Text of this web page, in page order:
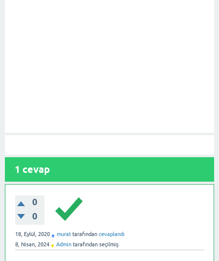
1 cevap
0
0
18, Eylül, 2020 ♦ murat tarafından cevaplandı
8, Nisan, 2024 ♦ Admin tarafından seçilmiş